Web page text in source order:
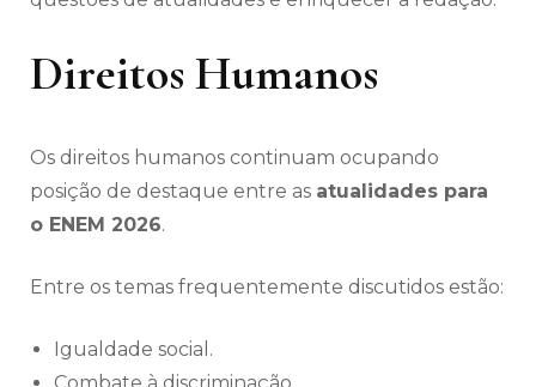
Direitos Humanos
Os direitos humanos continuam ocupando
posição de destaque entre as atualidades para
o ENEM 2026.
Entre os temas frequentemente discutidos estão:
Igualdade social.